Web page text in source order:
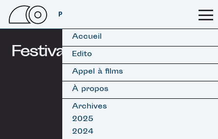
PSSFF 2026
Accueil
Edito
Appel à films
À propos
Archives
2025
2024
Festival